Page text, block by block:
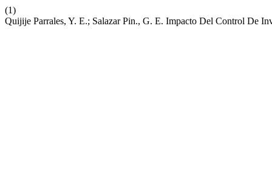
(1)
Quijije Parrales, Y. E.; Salazar Pin., G. E. Impacto Del Control De